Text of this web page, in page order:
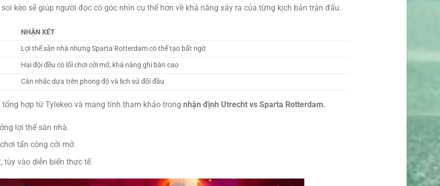
kèo sẽ giúp người đọc có góc nhìn cụ thể hơn về khả năng xảy ra của từng kịch bản trận đấu.
NHẬN XÉT
Lợi thế sân nhà nhưng Sparta Rotterdam có thể tạo bất ngờ
Hai đội đều có lối chơi cởi mở, khả năng ghi bàn cao
Cân nhắc dựa trên phong độ và lịch sử đối đầu
hợp từ Tylekeo và mang tính tham khảo trong nhận định Utrecht vs Sparta Rotterdam.
lợi thế sân nhà.
tấn công cởi mở.
tùy vào diễn biến thực tế.